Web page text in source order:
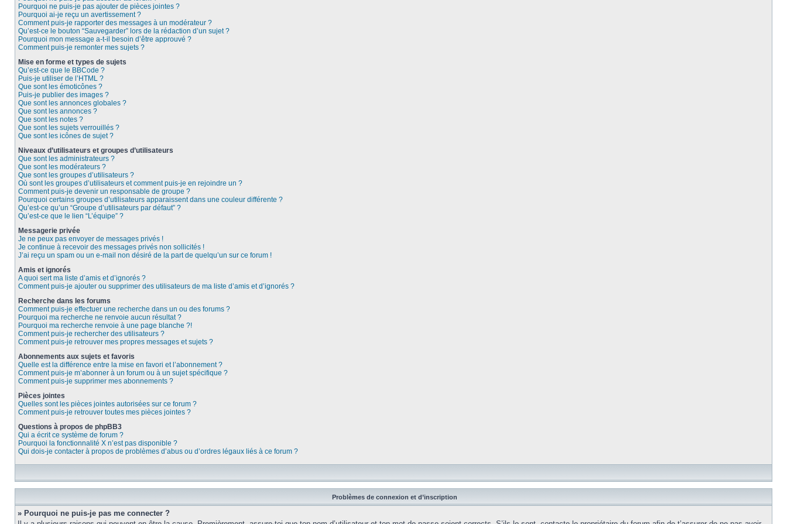
Pourquoi ne puis-je pas ajouter de pièces jointes ?
Pourquoi ai-je reçu un avertissement ?
Comment puis-je rapporter des messages à un modérateur ?
Qu’est-ce le bouton “Sauvegarder” lors de la rédaction d’un sujet ?
Pourquoi mon message a-t-il besoin d’être approuvé ?
Comment puis-je remonter mes sujets ?
Mise en forme et types de sujets
Qu’est-ce que le BBCode ?
Puis-je utiliser de l’HTML ?
Que sont les émoticônes ?
Puis-je publier des images ?
Que sont les annonces globales ?
Que sont les annonces ?
Que sont les notes ?
Que sont les sujets verrouillés ?
Que sont les icônes de sujet ?
Niveaux d’utilisateurs et groupes d’utilisateurs
Que sont les administrateurs ?
Que sont les modérateurs ?
Que sont les groupes d’utilisateurs ?
Où sont les groupes d’utilisateurs et comment puis-je en rejoindre un ?
Comment puis-je devenir un responsable de groupe ?
Pourquoi certains groupes d’utilisateurs apparaissent dans une couleur différente ?
Qu’est-ce qu’un “Groupe d’utilisateurs par défaut” ?
Qu’est-ce que le lien “L’équipe” ?
Messagerie privée
Je ne peux pas envoyer de messages privés !
Je continue à recevoir des messages privés non sollicités !
J’ai reçu un spam ou un e-mail non désiré de la part de quelqu’un sur ce forum !
Amis et ignorés
A quoi sert ma liste d’amis et d’ignorés ?
Comment puis-je ajouter ou supprimer des utilisateurs de ma liste d’amis et d’ignorés ?
Recherche dans les forums
Comment puis-je effectuer une recherche dans un ou des forums ?
Pourquoi ma recherche ne renvoie aucun résultat ?
Pourquoi ma recherche renvoie à une page blanche ?!
Comment puis-je rechercher des utilisateurs ?
Comment puis-je retrouver mes propres messages et sujets ?
Abonnements aux sujets et favoris
Quelle est la différence entre la mise en favori et l’abonnement ?
Comment puis-je m’abonner à un forum ou à un sujet spécifique ?
Comment puis-je supprimer mes abonnements ?
Pièces jointes
Quelles sont les pièces jointes autorisées sur ce forum ?
Comment puis-je retrouver toutes mes pièces jointes ?
Questions à propos de phpBB3
Qui a écrit ce système de forum ?
Pourquoi la fonctionnalité X n’est pas disponible ?
Qui dois-je contacter à propos de problèmes d’abus ou d’ordres légaux liés à ce forum ?
Problèmes de connexion et d’inscription
» Pourquoi ne puis-je pas me connecter ?